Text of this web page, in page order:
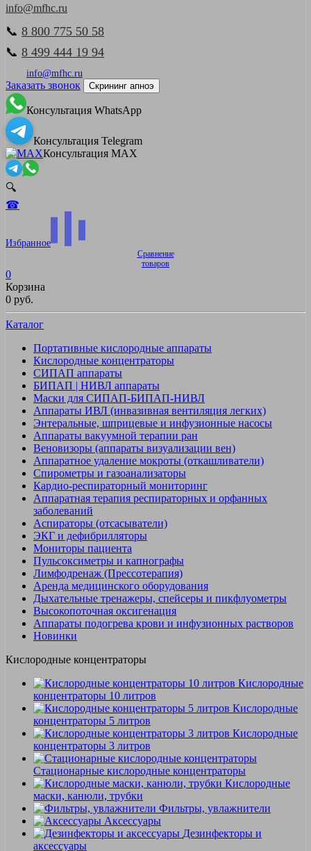
info@mfhc.ru
📞 8 800 775 50 58
📞 8 499 444 19 94
info@mfhc.ru
Заказать звонок Скрининг апноэ
Консультация WhatsApp
Консультация Telegram
Консультация MAX
🔍
☎
Избранное
Сравнение
товаров
0
Корзина
0 руб.
Каталог
Портативные кислородные аппараты
Кислородные концентраторы
СИПАП аппараты
БИПАП | НИВЛ аппараты
Маски для СИПАП-БИПАП-НИВЛ
Аппараты ИВЛ (инвазивная вентиляция легких)
Энтеральные, шприцевые и инфузионные насосы
Аппараты вакуумной терапии ран
Веновизоры (аппараты визуализации вен)
Аппаратное удаление мокроты (откашливатели)
Спирометры и газоанализаторы
Кардио-респираторный мониторинг
Аппаратная терапия респираторных и орфанных
заболеваний
Аспираторы (отсасыватели)
ЭКГ и дефибрилляторы
Мониторы пациента
Пульсоксиметры и капнографы
Лимфодренаж (Прессотерапия)
Аренда медицинского оборудования
Дыхательные тренажеры, спейсеры и пикфлуометры
Высокопоточная оксигенация
Аппараты подогрева крови и инфузионных растворов
Новинки
Кислородные концентраторы
Кислородные
концентраторы 10 литров
Кислородные
концентраторы 5 литров
Кислородные
концентраторы 3 литров
Стационарные кислородные концентраторы
Кислородные
маски, канюли, трубки
Фильтры, увлажнители
Аксессуары
Дезинфекторы и
аксессуары